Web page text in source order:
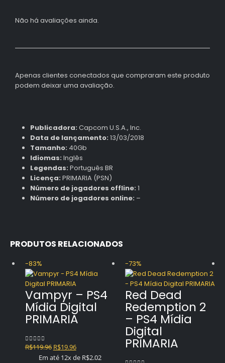
Não há avaliações ainda.
Apenas clientes conectados que compraram este produto
podem deixar uma avaliação.
Publicadora: Capcom U.S.A., Inc.
Data de lançamento: 13/03/2018
Tamanho: 40Gb
Idiomas: Inglês
Legendas: Português BR
Licença: PRIMARIA (PSN)
Número de jogadores offline: 1
Número de jogadores online: –
PRODUTOS RELACIONADOS
-83%
Vampyr – PS4
Mídia Digital
PRIMARIA
0out of 5
R$119.96 O
preço
R$19.96O
preço
Em até 12x de R$2.02
-73%
Red Dead
Redemption 2
– PS4 Mídia
Digital
PRIMARIA